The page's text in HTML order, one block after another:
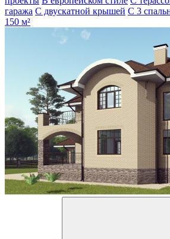
гаража С двускатной крышей С 3
150 м²